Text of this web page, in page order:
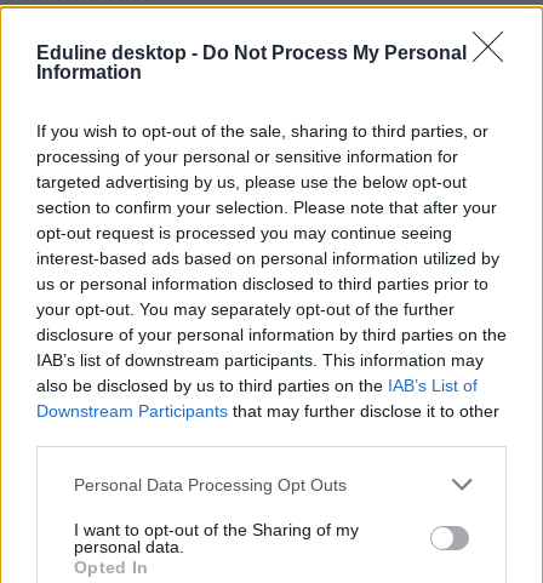
Eduline desktop - Do Not Process My Personal
Information
If you wish to opt-out of the sale, sharing to third parties, or
processing of your personal or sensitive information for
targeted advertising by us, please use the below opt-out
section to confirm your selection. Please note that after your
opt-out request is processed you may continue seeing
interest-based ads based on personal information utilized by
us or personal information disclosed to third parties prior to
your opt-out. You may separately opt-out of the further
disclosure of your personal information by third parties on the
IAB’s list of downstream participants. This information may
also be disclosed by us to third parties on the IAB’s List of
Downstream Participants that may further disclose it to other
Personal Data Processing Opt Outs
I want to opt-out of the Sharing of my
personal data.
Opted In
Szeptemberben a legtöbb óvoda és iskola már a tanév elején aláíratja
a szülőkkel, hogy hozzájárulnak-e ahhoz, hogy gyerekükről fénykép
vagy videó készüljön az intézmény rendezvényein. De pontosan
Közoktatás
Gál Luca
Iskolai tablójukon is maszkot viselnek a nyíregyházi
diákok
A maszkban érettségiző diákok fotói után most újabb helyen hagy
nyomot a koronavírus-járvány miatt kialakult helyzet. Vannak
diákok, akiknek iskolai tablójukon a hagyományos képek mellett
Campus life